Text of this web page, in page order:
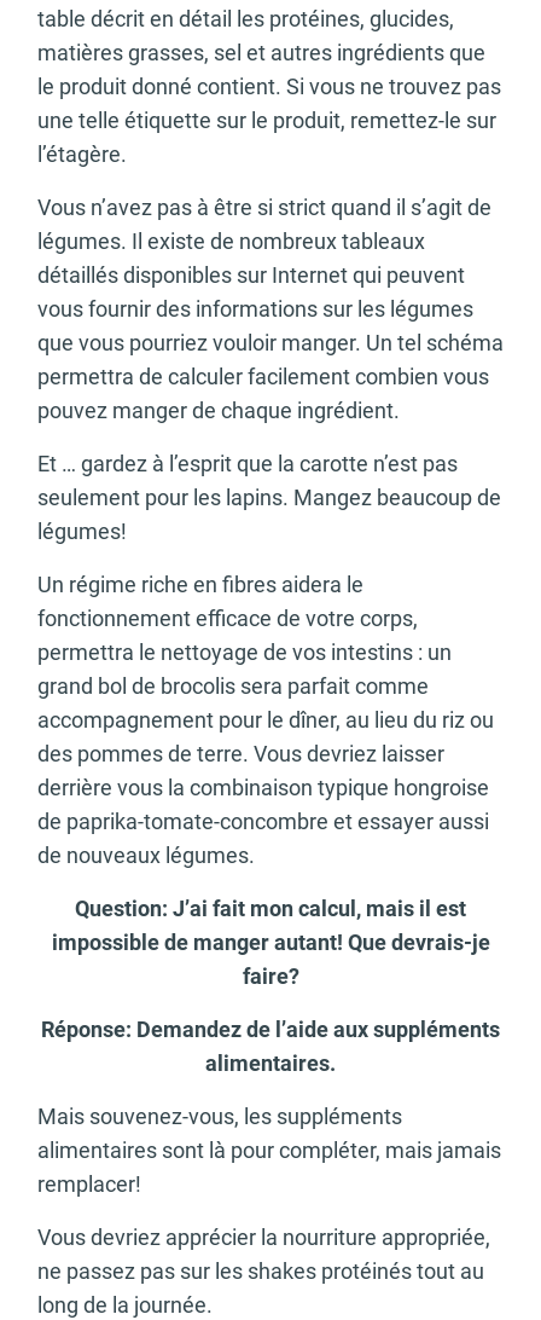
table décrit en détail les protéines, glucides,
matières grasses, sel et autres ingrédients que
le produit donné contient. Si vous ne trouvez pas
une telle étiquette sur le produit, remettez-le sur
l’étagère.
Vous n’avez pas à être si strict quand il s’agit de
légumes. Il existe de nombreux tableaux
détaillés disponibles sur Internet qui peuvent
vous fournir des informations sur les légumes
que vous pourriez vouloir manger. Un tel schéma
permettra de calculer facilement combien vous
pouvez manger de chaque ingrédient.
Et … gardez à l’esprit que la carotte n’est pas
seulement pour les lapins. Mangez beaucoup de
légumes!
Un régime riche en fibres aidera le
fonctionnement efficace de votre corps,
permettra le nettoyage de vos intestins : un
grand bol de brocolis sera parfait comme
accompagnement pour le dîner, au lieu du riz ou
des pommes de terre. Vous devriez laisser
derrière vous la combinaison typique hongroise
de paprika-tomate-concombre et essayer aussi
de nouveaux légumes.
Question: J’ai fait mon calcul, mais il est
impossible de manger autant! Que devrais-je
faire?
Réponse: Demandez de l’aide aux suppléments
alimentaires.
Mais souvenez-vous, les suppléments
alimentaires sont là pour compléter, mais jamais
remplacer!
Vous devriez apprécier la nourriture appropriée,
ne passez pas sur les shakes protéinés tout au
long de la journée.